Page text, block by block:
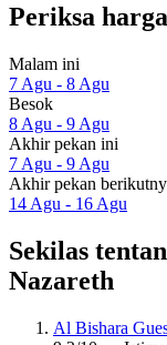
Periksa
Malam ini
7 Agu - 8 Agu
Besok
8 Agu - 9 Agu
Akhir pekan ini
7 Agu - 9 Agu
Akhir pekan
14 Agu - 16 Agu
Sekilas
Nazareth
Al Bishara